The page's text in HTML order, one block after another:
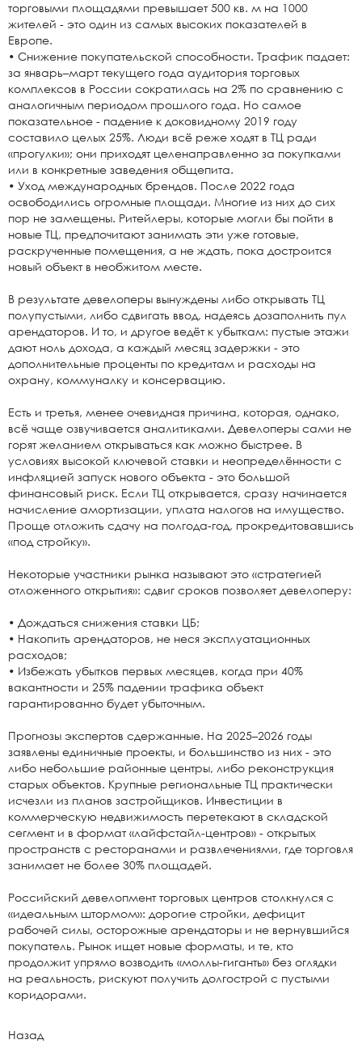
торговыми площадями превышает 500 кв. м на 1000
жителей - это один из самых высоких показателей в
Европе.
• Снижение покупательской способности. Трафик падает:
за январь–март текущего года аудитория торговых
комплексов в России сократилась на 2% по сравнению с
аналогичным периодом прошлого года. Но самое
показательное - падение к доковидному 2019 году
составило целых 25%. Люди всё реже ходят в ТЦ ради
«прогулки»; они приходят целенаправленно за покупками
или в конкретные заведения общепита.
• Уход международных брендов. После 2022 года
освободились огромные площади. Многие из них до сих
пор не замещены. Ритейлеры, которые могли бы пойти в
новые ТЦ, предпочитают занимать эти уже готовые,
раскрученные помещения, а не ждать, пока достроится
новый объект в необжитом месте.
В результате девелоперы вынуждены либо открывать ТЦ
полупустыми, либо сдвигать ввод, надеясь дозаполнить пул
арендаторов. И то, и другое ведёт к убыткам: пустые этажи
дают ноль дохода, а каждый месяц задержки - это
дополнительные проценты по кредитам и расходы на
охрану, коммуналку и консервацию.
Есть и третья, менее очевидная причина, которая, однако,
всё чаще озвучивается аналитиками. Девелоперы сами не
горят желанием открываться как можно быстрее. В
условиях высокой ключевой ставки и неопределённости с
инфляцией запуск нового объекта - это большой
финансовый риск. Если ТЦ открывается, сразу начинается
начисление амортизации, уплата налогов на имущество.
Проще отложить сдачу на полгода-год, прокредитовавшись
«под стройку».
Некоторые участники рынка называют это «стратегией
отложенного открытия»: сдвиг сроков позволяет девелоперу:
• Дождаться снижения ставки ЦБ;
• Накопить арендаторов, не неся эксплуатационных
расходов;
• Избежать убытков первых месяцев, когда при 40%
вакантности и 25% падении трафика объект
гарантированно будет убыточным.
Прогнозы экспертов сдержанные. На 2025–2026 годы
заявлены единичные проекты, и большинство из них - это
либо небольшие районные центры, либо реконструкция
старых объектов. Крупные региональные ТЦ практически
исчезли из планов застройщиков. Инвестиции в
коммерческую недвижимость перетекают в складской
сегмент и в формат «лайфстайл-центров» - открытых
пространств с ресторанами и развлечениями, где торговля
занимает не более 30% площадей.
Российский девелопмент торговых центров столкнулся с
«идеальным штормом»: дорогие стройки, дефицит
рабочей силы, осторожные арендаторы и не вернувшийся
покупатель. Рынок ищет новые форматы, и те, кто
продолжит упрямо возводить «моллы-гиганты» без оглядки
на реальность, рискуют получить долгострой с пустыми
коридорами.
Назад